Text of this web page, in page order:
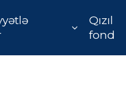
Qızıl
fond